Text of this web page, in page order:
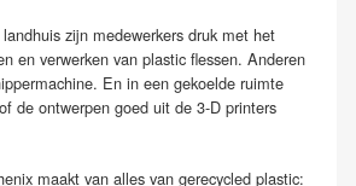
zijn medewerkers druk met het
en verwerken van plastic flessen. Anderen
En in een gekoelde ruimte
de ontwerpen goed uit de 3-D printers
maakt van alles van gerecycled plastic: